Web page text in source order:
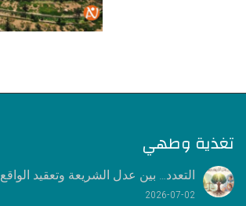
تغذية وطهي
التعدد… بين عدل الشريعة وتعقيد الواقع
2026-07-02